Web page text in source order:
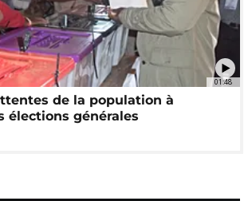
01:48
de la population à
élections générales